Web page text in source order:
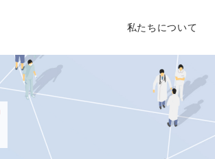
私たちについて